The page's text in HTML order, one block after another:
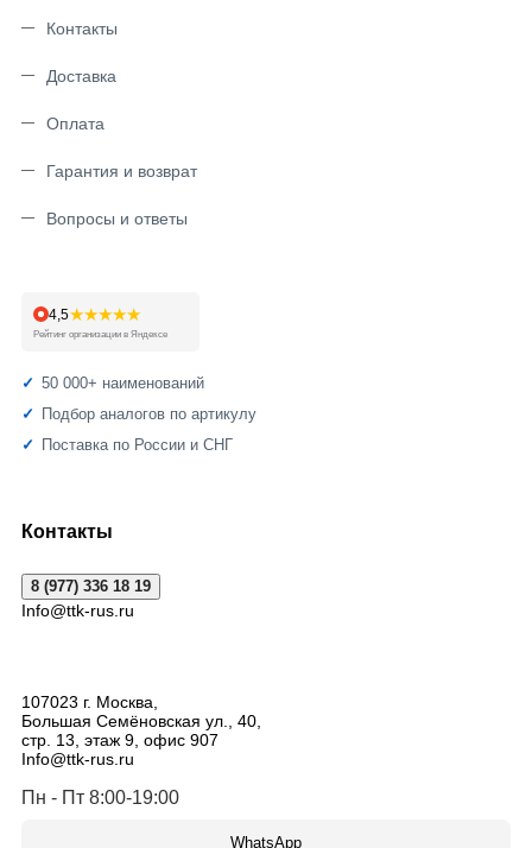
Контакты
Доставка
Оплата
Гарантия и возврат
Вопросы и ответы
4,5★★★★★
Рейтинг организации в Яндексе
50 000+ наименований
Подбор аналогов по артикулу
Поставка по России и СНГ
Контакты
8 (977) 336 18 19
Info@ttk-rus.ru
107023 г. Москва,
Большая Семёновская ул., 40,
стр. 13, этаж 9, офис 907
Info@ttk-rus.ru
Пн - Пт 8:00-19:00
WhatsApp